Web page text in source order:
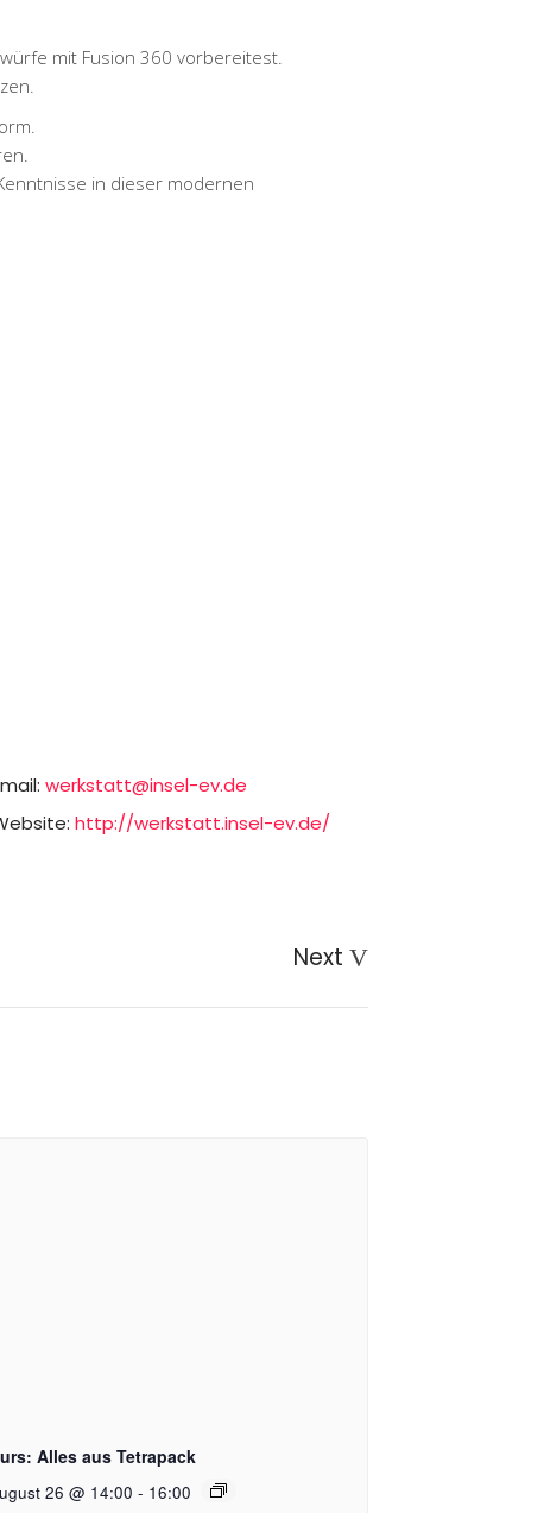
mit Fusion 360 vorbereitest.
in dieser modernen
werkstatt@insel-ev.de
http://werkstatt.insel-ev.de/
Next
Alles aus Tetrapack
26 @ 14:00 - 16:00